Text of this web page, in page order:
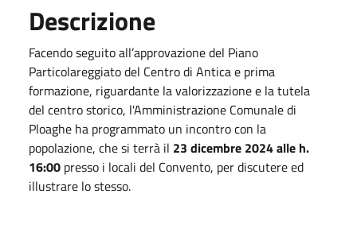
Descrizione
Facendo seguito all’approvazione del Piano
Particolareggiato del Centro di Antica e prima
formazione, riguardante la valorizzazione e la tutela
del centro storico, l'Amministrazione Comunale di
Ploaghe ha programmato un incontro con la
popolazione, che si terrà il 23 dicembre 2024 alle h.
16:00 presso i locali del Convento, per discutere ed
illustrare lo stesso.